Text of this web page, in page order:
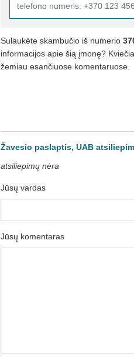
Sulaukėte skambučio iš numerio
informacijos apie šią įmonę?
žemiau esančiuose komentaruose.
Žavesio paslaptis, UAB
atsiliepimų nėra
Jūsų vardas
Jūsų komentaras